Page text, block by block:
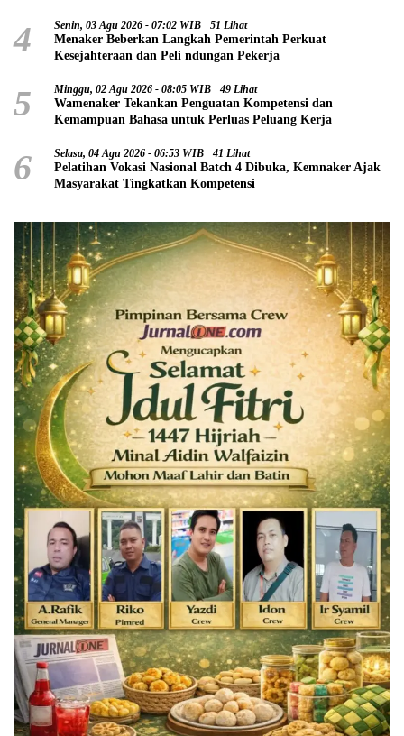
4 Senin, 03 Agu 2026 - 07:02 WIB 51 Lihat
Menaker Beberkan Langkah Pemerintah Perkuat
Kesejahteraan dan Peli ndungan Pekerja
5 Minggu, 02 Agu 2026 - 08:05 WIB 49 Lihat
Wamenaker Tekankan Penguatan Kompetensi dan
Kemampuan Bahasa untuk Perluas Peluang Kerja
6 Selasa, 04 Agu 2026 - 06:53 WIB 41 Lihat
Pelatihan Vokasi Nasional Batch 4 Dibuka, Kemnaker Ajak
Masyarakat Tingkatkan Kompetensi